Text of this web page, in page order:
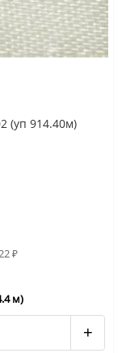
(уп 914.40м)
₽
м)
+